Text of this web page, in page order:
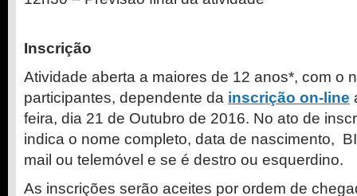
Inscrição
Atividade aberta a maiores de 12 anos*, com o
participantes, dependente da inscrição on-line
feira, dia 21 de Outubro de 2016. No ato de
indica o nome completo, data de nascimento,
mail ou telemóvel e se é destro ou esquerdino.
As inscrições serão aceites por ordem de